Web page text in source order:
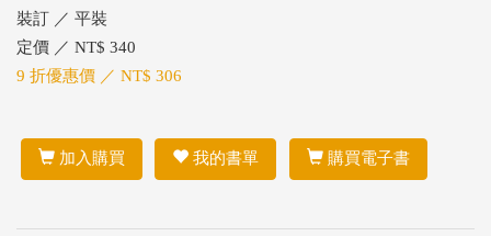
裝訂 ／ 平裝
定價 ／ NT$ 340
9 折優惠價 ／ NT$ 306
加入購買 我的書單 購買電子書